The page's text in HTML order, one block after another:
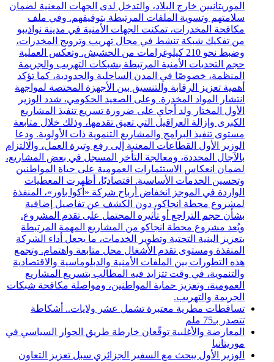
الموريتانيين خارج البلاد، والتدخل لدى الجهات المعنية لضمان
سلامتهم وتسوية الملفات المرتبطة بتوقيفهم. وفي ملف
مكافحة المخدرات، تمكنت الجهات الأمنية في مدينة نواذيبو
من تفكيك شبكة تنشط في مجال تهريب وترويج المخدرات،
وضبط نحو 210 كيلوغرامات من الحشيش. وتعكس العملية
حجم التحديات الأمنية المرتبطة بشبكات التهريب والجريمة
المنظمة، خصوصًا في المدن الساحلية والحدودية، كما تؤكد
أهمية تعزيز الرقابة والتنسيق بين الأجهزة المختصة لمواجهة
انتشار المواد المخدرة. وعلى الصعيد الحكومي، شدد الوزير
الأول المختار ولد أجاي على ضرورة تسريع تنفيذ المشاريع
الكبرى وإزالة العراقيل التي تعيق تقدمها، وذلك خلال متابعة
مستوى تنفيذ البرامج والمشاريع التنموية ذات الأولوية. ودعا
الوزير الأول القطاعات المعنية إلى رفع وتيرة العمل، والالتزام
بالآجال المحددة، ومعالجة التأخر المسجل في بعض المشاريع،
لضمان انعكاس الاستثمارات العمومية على حياة المواطنين
وتحسين الخدمات الأساسية. اقتصاديًا، أظهرت المعطيات
الواردة في الموجز انخفاض أرباح شركة «أكوا باور»، المنفذة
لمشروع محطة انجاكو، دون الكشف عن تفاصيل إضافية
بشأن حجم التراجع أو تأثيره المحتمل على تقدم المشروع.
ويُعد مشروع محطة انجاكو من المشاريع المهمة المرتبطة
بتعزيز البنية التحتية وتطوير الخدمات، ما يجعل أداء الشركة
المنفذة ومستوى تقدم الأشغال محل متابعة واهتمام. وتجمع
هذه التطورات بين الملفات الأمنية والدبلوماسية والاقتصادية
والتنموية، في وقت تتزايد فيه المطالب بتسريع المشاريع
العمومية، وتعزيز حماية المواطنين، ومواصلة مكافحة شبكات
الجريمة والتهريب.
تساقطات مطرية معتبرة تشمل عشر ولايات.. أشكاطة
تتصدر بـ75 ملم
المعارضة والأغلبية توقّعان خارطة طريق الحوار السياسي في
موريتانيا
الوزير الأول يبحث مع السفير الجزائري سبل تعزيز التعاون